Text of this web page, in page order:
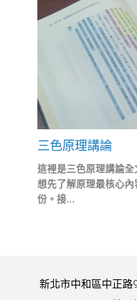
三色原理講論
這裡是三色原理講論
想先了解原理最核心
份。接...
新北市中和區中正路